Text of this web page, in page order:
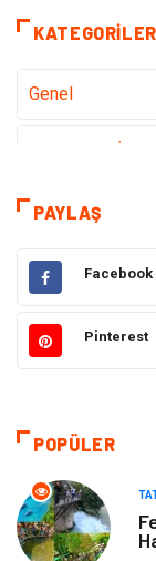
KATEGORILER
Genel
Eğitim & Kariyer
Hukuk
Gündem
Dekorasyon
Tatil
Alışveriş
PAYLAŞ
Facebook
Pinterest
POPÜLER